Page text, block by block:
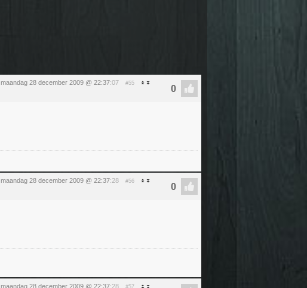
maandag 28 december 2009 @ 22:37:07 #55
maandag 28 december 2009 @ 22:37:28 #56
maandag 28 december 2009 @ 22:37:28 #57